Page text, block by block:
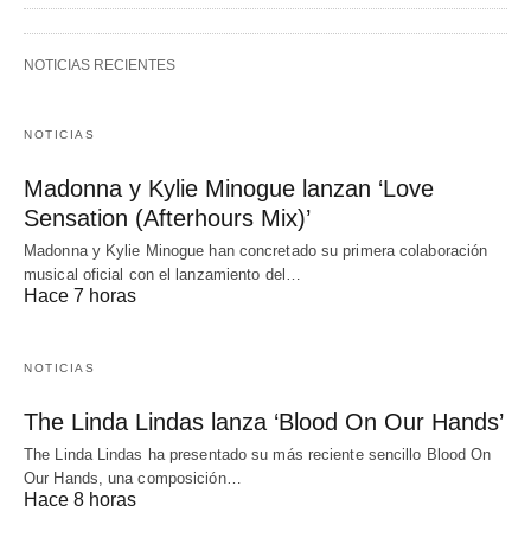
NOTICIAS RECIENTES
NOTICIAS
Madonna y Kylie Minogue lanzan ‘Love
Sensation (Afterhours Mix)’
Madonna y Kylie Minogue han concretado su primera colaboración
musical oficial con el lanzamiento del…
Hace 7 horas
NOTICIAS
The Linda Lindas lanza ‘Blood On Our Hands’
The Linda Lindas ha presentado su más reciente sencillo Blood On
Our Hands, una composición…
Hace 8 horas